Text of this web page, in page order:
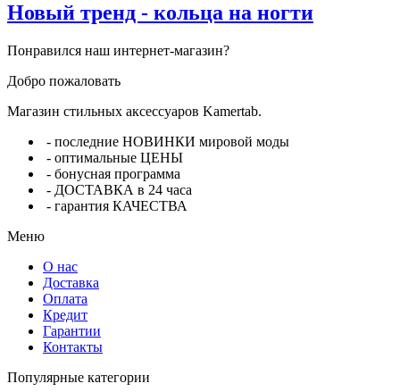
Новый тренд - кольца на ногти
Понравился наш интернет-магазин?
Добро пожаловать
Магазин стильных аксессуаров Kamertab.
- последние НОВИНКИ мировой моды
- оптимальные ЦЕНЫ
- бонусная программа
- ДОСТАВКА в 24 часа
- гарантия КАЧЕСТВА
Меню
О нас
Доставка
Оплата
Кредит
Гарантии
Контакты
Популярные категории